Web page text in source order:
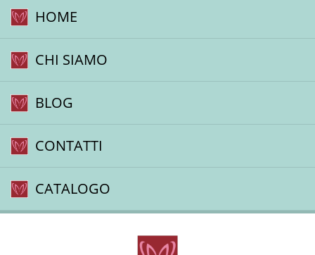
HOME
CHI SIAMO
BLOG
CONTATTI
CATALOGO